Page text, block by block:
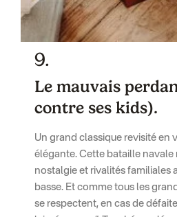
9.
Le mauvais
contre ses kids).
Un grand classique revisité en
élégante. Cette bataille navale
nostalgie et rivalités familiales
basse. Et comme tous les
se respectent, en cas de défaite